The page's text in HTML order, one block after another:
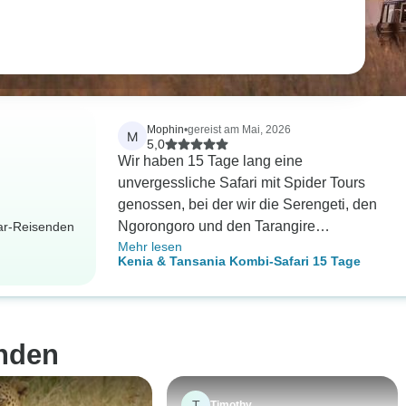
Reisenden
M Mophin•gereist am Mai, 2026
5,0
Wir haben 15 Tage lang eine
unvergessliche Safari mit Spider Tours
genossen, bei der wir die Serengeti, den
Ngorongoro und den Tarangire
Nationalpark erkundet haben. masai mara,
amboseli und andere Der Reiseleiter war
geplant. Wir waren 4 Personen, die aus
Kanada kamen, und die Safari hat alle
Mehr lesen
Kenia & Tansania Kombi-Safari 15 Tage